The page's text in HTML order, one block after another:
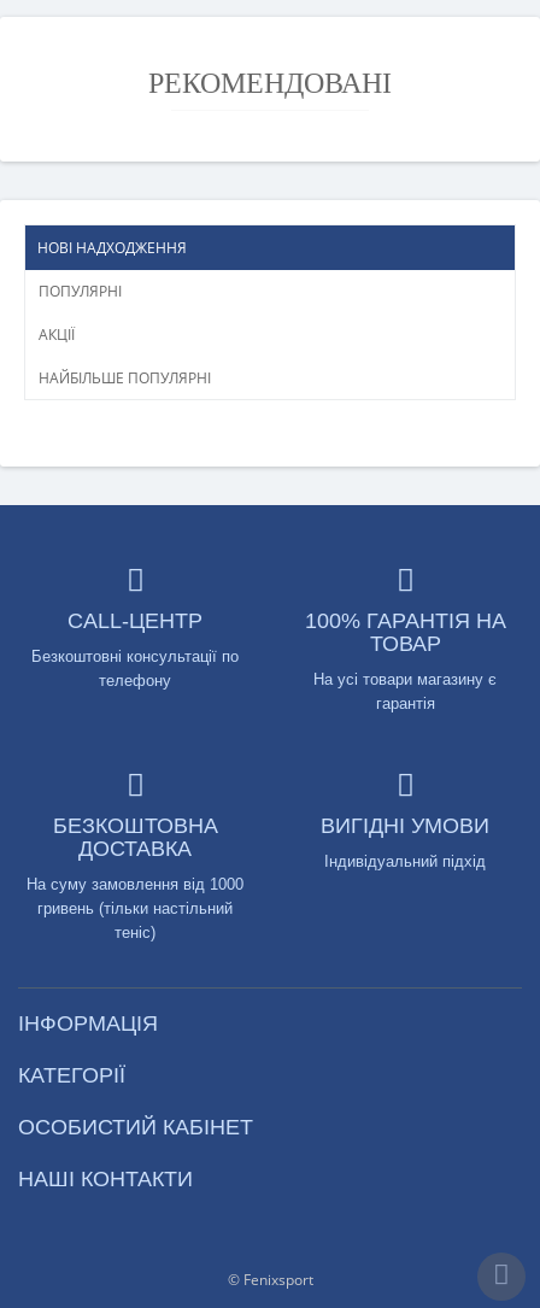
РЕКОМЕНДОВАНІ
НОВІ НАДХОДЖЕННЯ
ПОПУЛЯРНІ
АКЦІЇ
НАЙБІЛЬШЕ ПОПУЛЯРНІ
CALL-ЦЕНТР
Безкоштовні консультації по
телефону
100% ГАРАНТІЯ НА
ТОВАР
На усі товари магазину є
гарантія
БЕЗКОШТОВНА
ДОСТАВКА
На суму замовлення від 1000
гривень (тільки настільний
теніс)
ВИГІДНІ УМОВИ
Індивідуальний підхід
ІНФОРМАЦІЯ
КАТЕГОРІЇ
ОСОБИСТИЙ КАБІНЕТ
НАШІ КОНТАКТИ
© Fenixsport